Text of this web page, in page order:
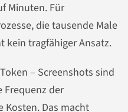
Minuten. Für
die tausende Male
kein tragfähiger Ansatz.
– Screenshots sind
Frequenz der
Kosten. Das macht